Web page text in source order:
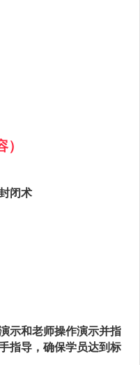
）
闭术
示和老师操作演示并指
指导，确保学员达到标